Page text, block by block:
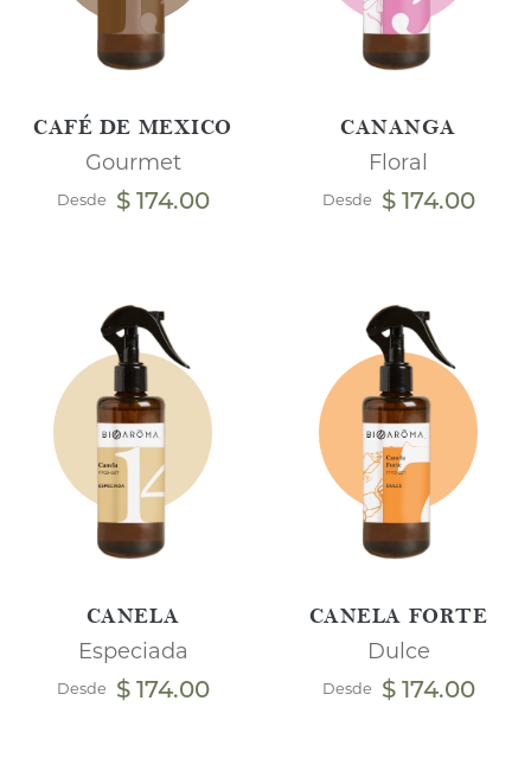
CAFÉ DE MEXICO
Gourmet
Desde $ 174.00
CANANGA
Floral
Desde $ 174.00
CANELA
Especiada
Desde $ 174.00
CANELA FORTE
Dulce
Desde $ 174.00